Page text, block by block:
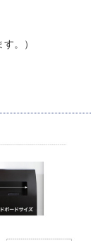
。）